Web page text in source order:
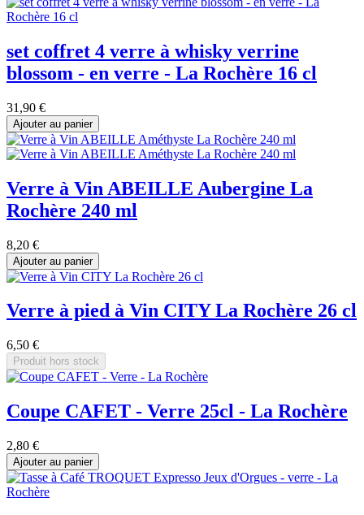
set coffret 4 verre à whisky verrine
blossom - en verre - La Rochère 16 cl
31,90 €
Ajouter au panier
Verre à Vin ABEILLE Aubergine La
Rochère 240 ml
8,20 €
Ajouter au panier
Verre à pied à Vin CITY La Rochère 26 cl
6,50 €
Produit hors stock
Coupe CAFET - Verre 25cl - La Rochère
2,80 €
Ajouter au panier